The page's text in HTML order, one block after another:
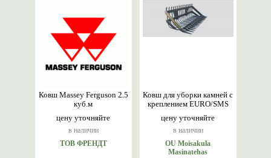
цену уточняйте
в наличии
Ковш Massey Ferguson 2.5
куб.м
ТОВ ФРЕНДТ
цену уточняйте
в наличии
Ковш для уборки камней с
креплением EURO/SMS
OU Moisakula
Masinatehas